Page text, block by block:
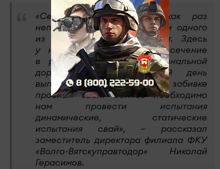
«Сейчас мы находимся как раз
непосредственно на локации одного
из путепроводов, 801 пикет. Здесь
у нас предусмотрено пересечение
в разных уровнях с региональной
дорогой. На сегодняшний день
выполнены работы по забивке
пробных свай. Сейчас необходимо
нам провести испытания
динамические, статические
испытания свай», — рассказал
заместитель директора филиала ФКУ
«Волго-Вятскуправтодор» Николай
Герасимов.